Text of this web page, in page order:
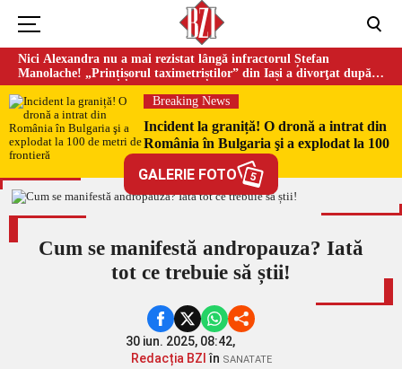
Nici Alexandra nu a mai rezistat lângă infractorul Ștefan
Manolache! „Prințișorul taximetriștilor” din Iași a divorţat după
doi ani de căsnicie
Breaking News
Incident la graniță! O dronă a intrat din
România în Bulgaria şi a explodat la 100
de metri de frontieră
GALERIE FOTO 5
Cum se manifestă andropauza? Iată
tot ce trebuie să știi!
30 iun. 2025, 08:42,
Redacția BZI în SANATATE